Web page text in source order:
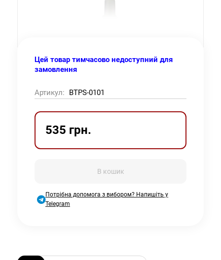
Цей товар тимчасово недоступний для
замовлення
Артикул: BTPS-0101
535 грн.
В кошик
Потрібна допомога з вибором? Напишіть у
Telegram